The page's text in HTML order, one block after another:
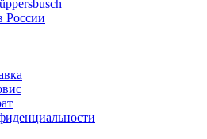
России